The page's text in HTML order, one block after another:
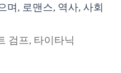
며, 로맨스, 역사, 사회
검프, 타이타닉